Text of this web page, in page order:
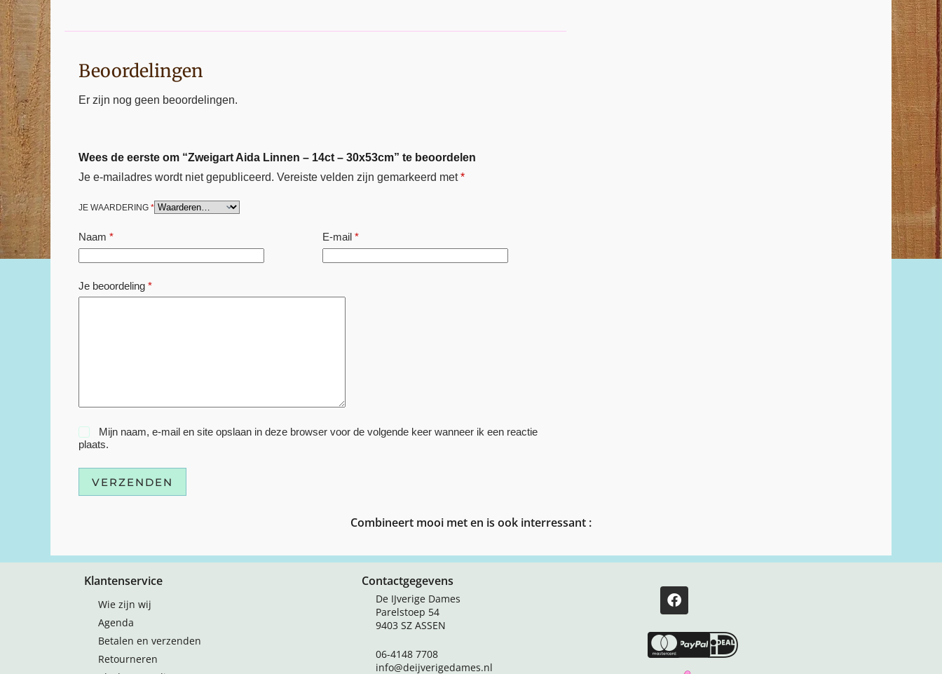
Beoordelingen
Er zijn nog geen beoordelingen.
Wees de eerste om “Zweigart Aida Linnen – 14ct – 30x53cm” te beoordelen
Je e-mailadres wordt niet gepubliceerd. Vereiste velden zijn gemarkeerd met*
JE WAARDERING *
Naam * E-mail*
Je beoordeling *
Mijn naam, e-mail en site opslaan in deze browser voor de volgende keer wanneer ik een reactie
plaats.
VERZENDEN
Combineert mooi met en is ook interressant :
Klantenservice
Wie zijn wij
Agenda
Betalen en verzenden
Retourneren
Contactgegevens
De IJverige Dames
Parelstoep 54
9403 SZ ASSEN
06-4148 7708
info@deijverigedames.nl